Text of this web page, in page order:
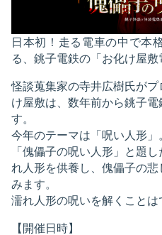
日本初！走る電車の中で本
る、銚子電鉄の「お化け屋敷
怪談蒐集家の寺井広樹氏が
け屋敷は、数年前から銚子
す。
今年のテーマは「呪い人形」
「傀儡子の呪い人形」と題
れ人形を供養し、傀儡子の
みます。
濡れ人形の呪いを解くこと
【開催日時】